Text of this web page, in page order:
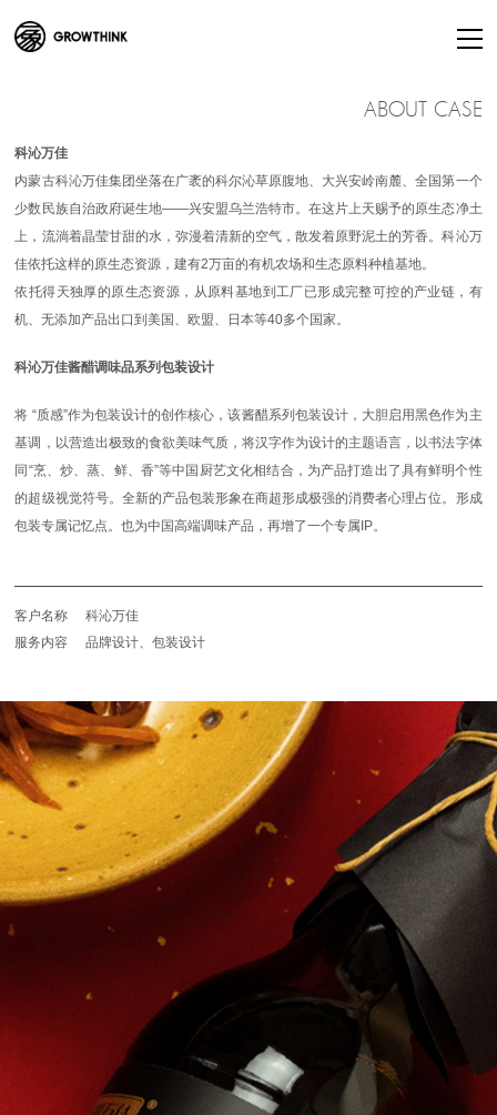
ABOUT CASE
科沁万佳
内蒙古科沁万佳集团坐落在广袤的科尔沁草原腹地、大兴安岭南麓、全国第一个
少数民族自治政府诞生地——兴安盟乌兰浩特市。在这片上天赐予的原生态净土
上，流淌着晶莹甘甜的水，弥漫着清新的空气，散发着原野泥土的芳香。科沁万
佳依托这样的原生态资源，建有2万亩的有机农场和生态原料种植基地。
依托得天独厚的原生态资源，从原料基地到工厂已形成完整可控的产业链，有
机、无添加产品出口到美国、欧盟、日本等40多个国家。
科沁万佳酱醋调味品系列包装设计
将 “质感”作为包装设计的创作核心，该酱醋系列包装设计，大胆启用黑色作为主
基调，以营造出极致的食欲美味气质，将汉字作为设计的主题语言，以书法字体
同“烹、炒、蒸、鲜、香”等中国厨艺文化相结合，为产品打造出了具有鲜明个性
的超级视觉符号。全新的产品包装形象在商超形成极强的消费者心理占位。形成
包装专属记忆点。也为中国高端调味产品，再增了一个专属IP。
客户名称
科沁万佳
服务内容
品牌设计、包装设计